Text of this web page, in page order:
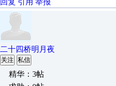
回复 引用 举报
二十四桥明月夜
关注 私信
精华：3帖